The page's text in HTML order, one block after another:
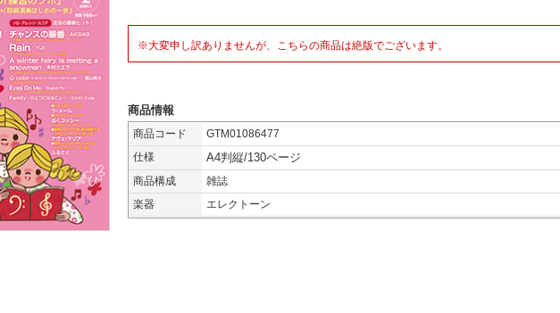
※大変申し訳ありませんが、こちらの商品は絶版でございます。
商品情報
商品コード
GTM01086477
仕様
A4判縦/130ページ
商品構成
雑誌
楽器
エレクトーン